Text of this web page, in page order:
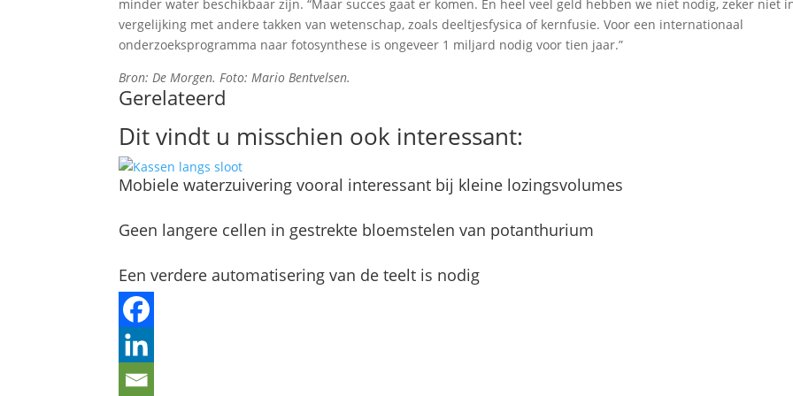
minder water beschikbaar zijn. “Maar succes gaat er komen. En heel veel geld hebben we niet nodig, zeker niet
vergelijking met andere takken van wetenschap, zoals deeltjesfysica of kernfusie. Voor een internationaal
onderzoeksprogramma naar fotosynthese is ongeveer 1 miljard nodig voor tien jaar.”
Bron: De Morgen. Foto: Mario Bentvelsen.
Gerelateerd
Dit vindt u misschien ook interessant:
Mobiele waterzuivering vooral interessant bij kleine lozingsvolumes
Geen langere cellen in gestrekte bloemstelen van potanthurium
Een verdere automatisering van de teelt is nodig